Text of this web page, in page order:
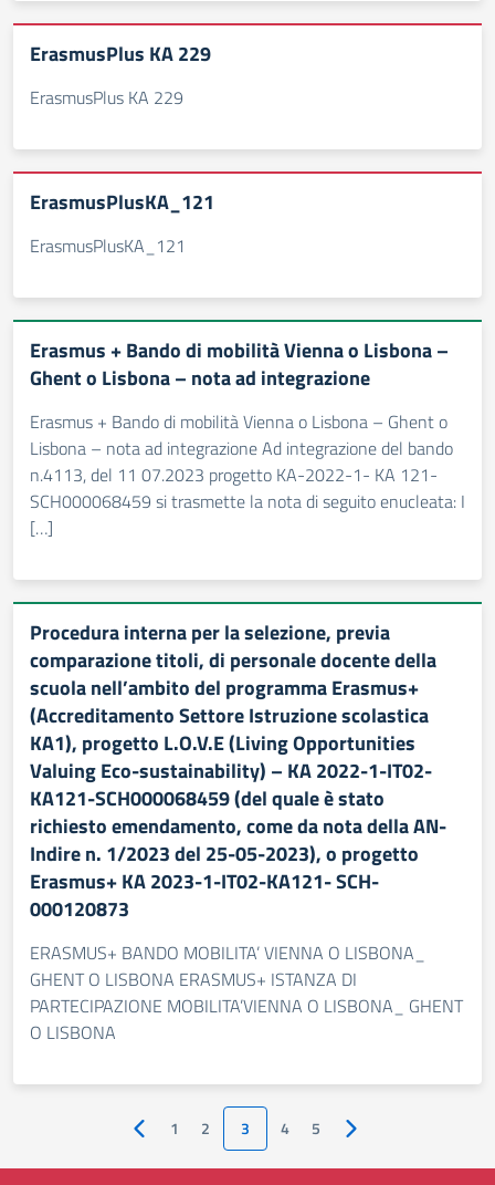
ErasmusPlus KA 229
ErasmusPlus KA 229
ErasmusPlusKA_121
ErasmusPlusKA_121
Erasmus + Bando di mobilità Vienna o Lisbona –
Ghent o Lisbona – nota ad integrazione
Erasmus + Bando di mobilità Vienna o Lisbona – Ghent o
Lisbona – nota ad integrazione Ad integrazione del bando
n.4113, del 11 07.2023 progetto KA-2022-1- KA 121-
SCH000068459 si trasmette la nota di seguito enucleata: I
[…]
Procedura interna per la selezione, previa
comparazione titoli, di personale docente della
scuola nell’ambito del programma Erasmus+
(Accreditamento Settore Istruzione scolastica
KA1), progetto L.O.V.E (Living Opportunities
Valuing Eco-sustainability) – KA 2022-1-IT02-
KA121-SCH000068459 (del quale è stato
richiesto emendamento, come da nota della AN-
Indire n. 1/2023 del 25-05-2023), o progetto
Erasmus+ KA 2023-1-IT02-KA121- SCH-
000120873
ERASMUS+ BANDO MOBILITA’ VIENNA O LISBONA_
GHENT O LISBONA ERASMUS+ ISTANZA DI
PARTECIPAZIONE MOBILITA’VIENNA O LISBONA_ GHENT
O LISBONA
Pagina precedente
1 2 3 4 5 Pagina successiva